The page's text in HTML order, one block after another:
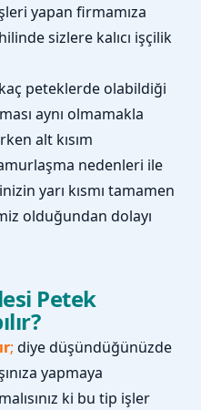
yapan firmamıza
sizlere kalıcı işçilik
peteklerde olabildiği
aynı olmamakla
alt kısım
nedenleri ile
yarı kısmı tamamen
olduğundan dolayı
Petek
; diye düşündüğünüzde
yapmaya
ki bu tip işler